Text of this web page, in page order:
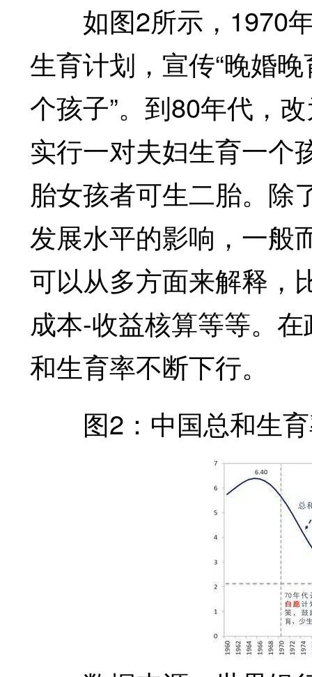
如图2所示，1970年
生育计划，宣传“晚婚
个孩子”。到80年代，
实行一对夫妇生育一个
胎女孩者可生二胎。除
发展水平的影响，一般
可以从多方面来解释，
成本-收益核算等等。
和生育率不断下行。
图2：中国总和生育